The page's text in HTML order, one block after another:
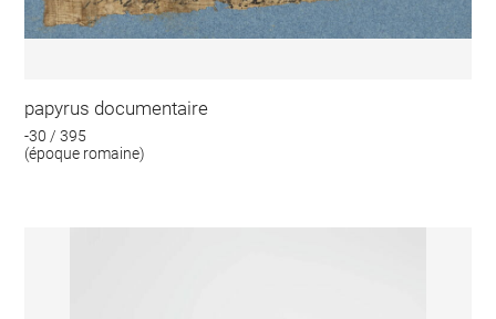
papyrus documentaire
-30 / 395
(époque romaine)